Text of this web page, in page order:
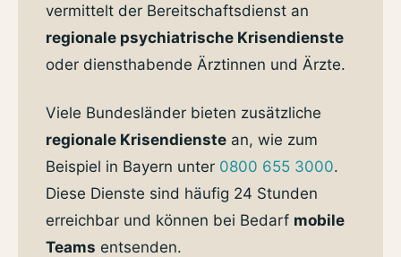
vermittelt der Bereitschaftsdienst an
regionale psychiatrische Krisendienste
oder diensthabende Ärztinnen und Ärzte.
Viele Bundesländer bieten zusätzliche
regionale Krisendienste an, wie zum
Beispiel in Bayern unter 0800 655 3000.
Diese Dienste sind häufig 24 Stunden
erreichbar und können bei Bedarf mobile
Teams entsenden.